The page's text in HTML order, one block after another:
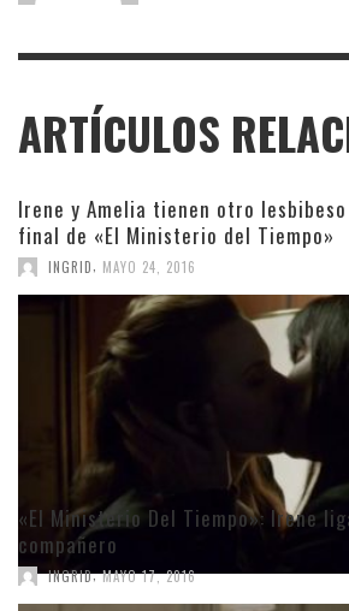
ARTÍCULOS
Irene y Amelia tienen otro
final de «El Ministerio del Tiempo»
INGRID MAYO 24, 2016
«El Ministerio Del Tiempo»: Irene
compañero
INGRID, MAYO 17, 2016